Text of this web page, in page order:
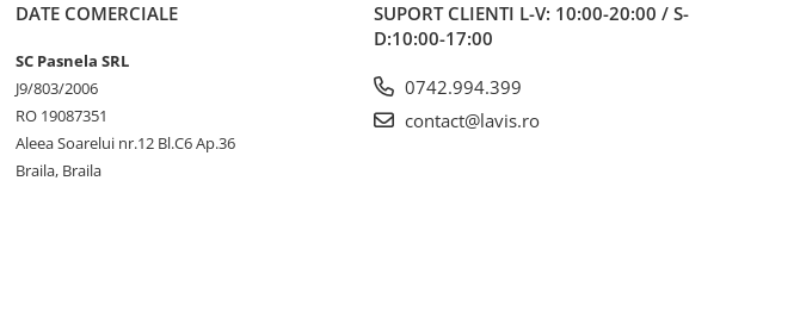
DATE COMERCIALE
SC Pasnela SRL
J9/803/2006
RO 19087351
Aleea Soarelui nr.12 Bl.C6 Ap.36
Braila, Braila
SUPORT CLIENTI L-V: 10:00-20:00 / S-
D:10:00-17:00
0742.994.399
contact@lavis.ro